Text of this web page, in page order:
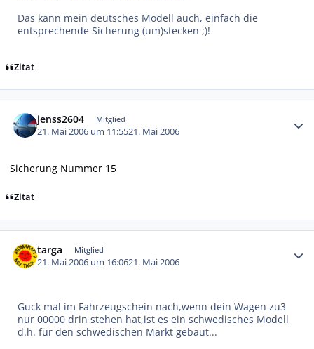
Das kann mein deutsches Modell auch, einfach die
entsprechende Sicherung (um)stecken ;)!
Zitat
jenss2604 Mitglied
21. Mai 2006 um 11:5521. Mai 2006
Sicherung Nummer 15
Zitat
targa Mitglied
21. Mai 2006 um 16:0621. Mai 2006
Guck mal im Fahrzeugschein nach,wenn dein Wagen zu3
nur 00000 drin stehen hat,ist es ein schwedisches Modell
d.h. für den schwedischen Markt gebaut...